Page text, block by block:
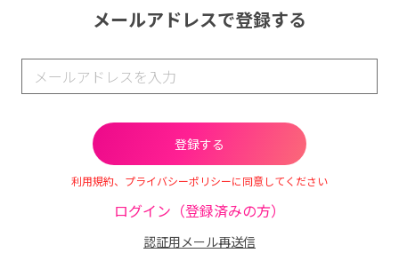
メールアドレスで登録する
利用規約、プライバシーポリシーに同意してください
ログイン（登録済みの方）
認証用メール再送信